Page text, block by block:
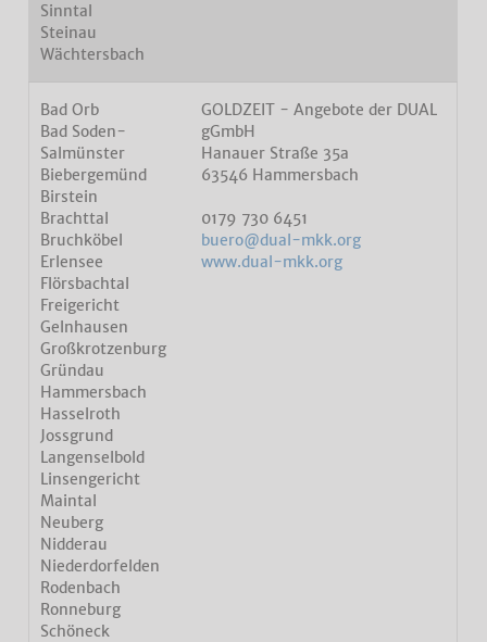
Sinntal
Steinau
Wächtersbach
Bad Orb
Bad Soden-
Salmünster
Biebergemünd
Birstein
Brachttal
Bruchköbel
Erlensee
Flörsbachtal
Freigericht
Gelnhausen
Großkrotzenburg
Gründau
Hammersbach
Hasselroth
Jossgrund
Langenselbold
Linsengericht
Maintal
Neuberg
Nidderau
Niederdorfelden
Rodenbach
Ronneburg
Schöneck
GOLDZEIT - Angebote der DUAL
gGmbH
Hanauer Straße 35a
63546 Hammersbach
0179 730 6451
buero@dual-mkk.org
www.dual-mkk.org